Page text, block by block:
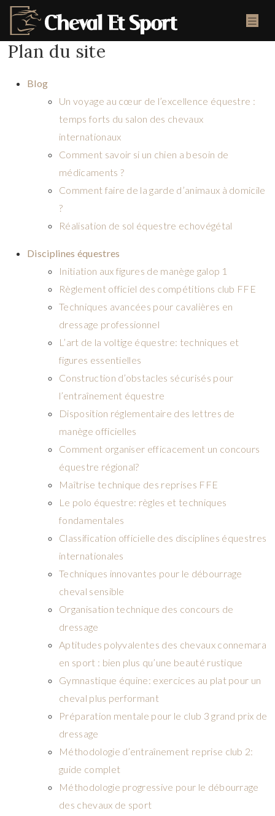
Plan du site
Blog
Un voyage au cœur de l’excellence équestre :
temps forts du salon des chevaux
internationaux
Comment savoir si un chien a besoin de
médicaments ?
Comment faire de la garde d’animaux à domicile
?
Réalisation de sol équestre echovégétal
Disciplines équestres
Initiation aux figures de manège galop 1
Règlement officiel des compétitions club FFE
Techniques avancées pour cavalières en
dressage professionnel
L’art de la voltige équestre: techniques et
figures essentielles
Construction d’obstacles sécurisés pour
l’entraînement équestre
Disposition réglementaire des lettres de
manège officielles
Comment organiser efficacement un concours
équestre régional?
Maîtrise technique des reprises FFE
Le polo équestre: règles et techniques
fondamentales
Classification officielle des disciplines équestres
internationales
Techniques innovantes pour le débourrage
cheval sensible
Organisation technique des concours de
dressage
Aptitudes polyvalentes des chevaux connemara
en sport : bien plus qu’une beauté rustique
Gymnastique équine: exercices au plat pour un
cheval plus performant
Préparation mentale pour le club 3 grand prix de
dressage
Méthodologie d’entraînement reprise club 2:
guide complet
Méthodologie progressive pour le débourrage
des chevaux de sport